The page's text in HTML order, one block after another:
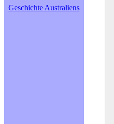
Geschichte Australiens